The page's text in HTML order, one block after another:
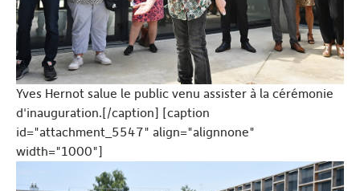
Yves Hernot salue le public venu assister à la cérémonie
d'inauguration.[/caption] [caption
id="attachment_5547" align="alignnone"
width="1000"]